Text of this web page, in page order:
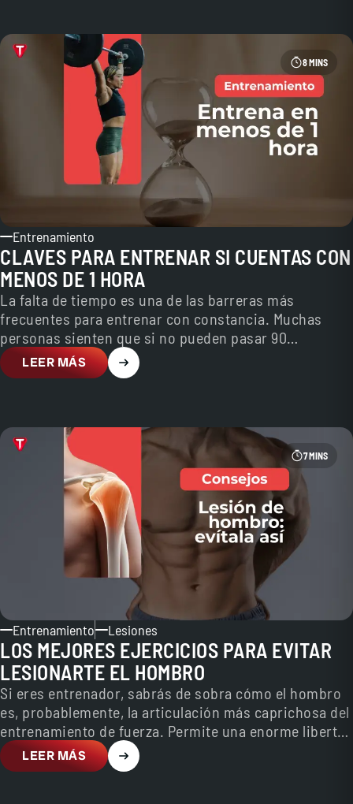
8 MINS
Entrenamiento
CLAVES PARA ENTRENAR SI CUENTAS CON
MENOS DE 1 HORA
La falta de tiempo es una de las barreras más
frecuentes para entrenar con constancia. Muchas
personas sienten que si no pueden pasar 90…
LEER MÁS
7 MINS
Entrenamiento Lesiones
LOS MEJORES EJERCICIOS PARA EVITAR
LESIONARTE EL HOMBRO
Si eres entrenador, sabrás de sobra cómo el hombro
es, probablemente, la articulación más caprichosa del
entrenamiento de fuerza. Permite una enorme libertad
de…LEER MÁS